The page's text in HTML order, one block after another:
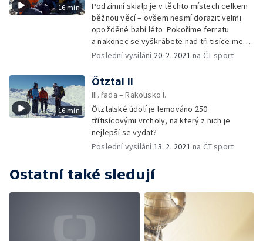
16 min
Podzimní skialp je v těchto místech celkem
běžnou věcí – ovšem nesmí dorazit velmi
opožděné babí léto. Pokoříme ferratu
a nakonec se vyškrábete nad tři tisíce metrů
k mohyle ledového muže.
Poslední vysílání 20. 2. 2021 na ČT sport
16 min
Ötztal II
III. řada – Rakousko I.
Ötztalské údolí je lemováno 250
třítisícovými vrcholy, na který z nich je
nejlepší se vydat?
Poslední vysílání13. 2. 2021 na ČT sport
Ostatní také sledují